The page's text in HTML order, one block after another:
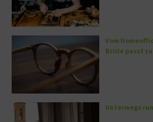
Vom
Brille passt
Unterwegs